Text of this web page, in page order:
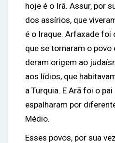
hoje é o Irã. Assur, por
dos assírios, que
é o Iraque. Arfaxade foi
que se tornaram o povo
deram origem ao
aos lídios, que
a Turquia. E Arã foi o
espalharam por
Médio.
Esses povos, por sua